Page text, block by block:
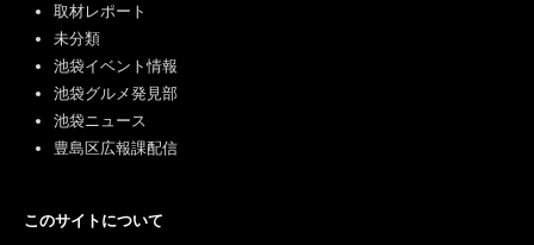
取材レポート
未分類
池袋イベント情報
池袋グルメ発見部
池袋ニュース
豊島区広報課配信
このサイトについて